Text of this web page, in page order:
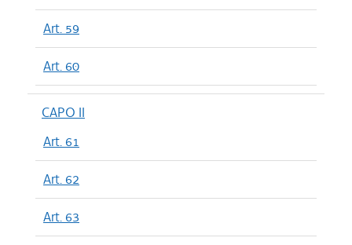
Art. 59
Art. 60
CAPO II
Art. 61
Art. 62
Art. 63